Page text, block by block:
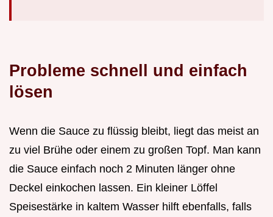
Probleme schnell und einfach
lösen
Wenn die Sauce zu flüssig bleibt, liegt das meist an
zu viel Brühe oder einem zu großen Topf. Man kann
die Sauce einfach noch 2 Minuten länger ohne
Deckel einkochen lassen. Ein kleiner Löffel
Speisestärke in kaltem Wasser hilft ebenfalls, falls